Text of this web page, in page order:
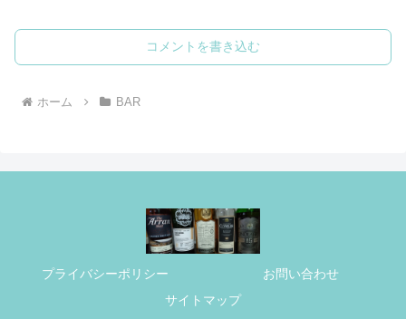
コメントを書き込む
ホーム BAR
プライバシーポリシー
お問い合わせ
サイトマップ